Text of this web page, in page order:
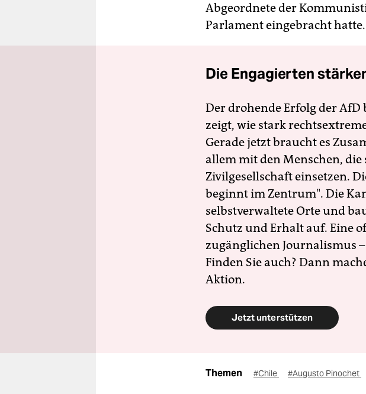
Abgeordnete der
Parlament eingebracht hatte.
Die Engagierten
Der drohende Erfolg der
zeigt, wie stark
Gerade jetzt braucht es
allem mit den Menschen,
Zivilgesellschaft einsetzen.
beginnt im Zentrum". Die
selbstverwaltete Orte und
Schutz und Erhalt auf. Eine
zugänglichen Journalismus
Finden Sie auch? Dann
Aktion.
Jetzt unterstützen
Themen #Chile #Augusto Pinochet